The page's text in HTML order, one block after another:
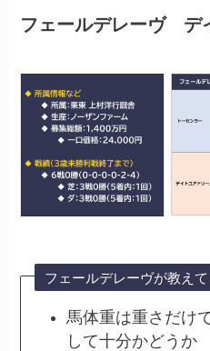
フェールデレーヴ デ
フェールデレーヴが教え
馬体重は重さだけ
して十分かどうか